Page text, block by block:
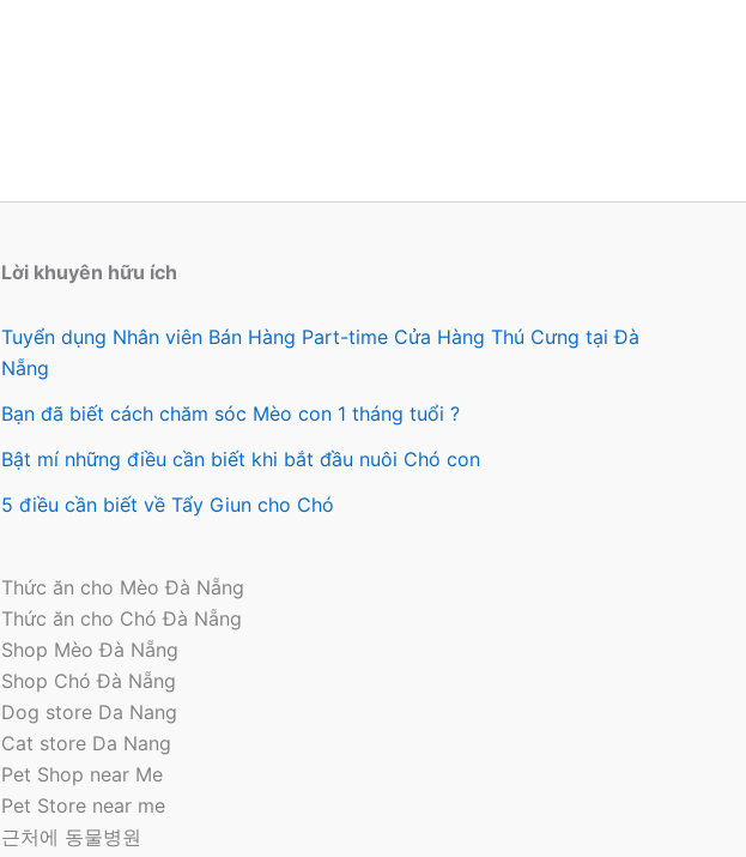
Lời khuyên hữu ích
Tuyển dụng Nhân viên Bán Hàng Part-time Cửa Hàng Thú Cưng tại Đà
Nẵng
Bạn đã biết cách chăm sóc Mèo con 1 tháng tuổi ?
Bật mí những điều cần biết khi bắt đầu nuôi Chó con
5 điều cần biết về Tẩy Giun cho Chó
Thức ăn cho Mèo Đà Nẵng
Thức ăn cho Chó Đà Nẵng
Shop Mèo Đà Nẵng
Shop Chó Đà Nẵng
Dog store Da Nang
Cat store Da Nang
Pet Shop near Me
Pet Store near me
근처에 동물병원